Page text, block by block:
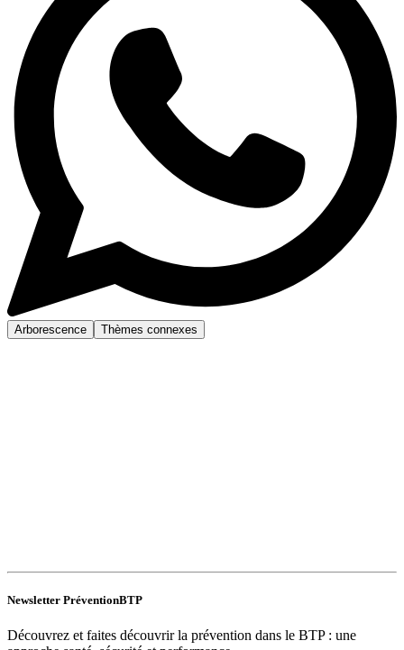
Arborescence Thèmes connexes
Newsletter PréventionBTP
Découvrez et faites découvrir la prévention dans le BTP : une